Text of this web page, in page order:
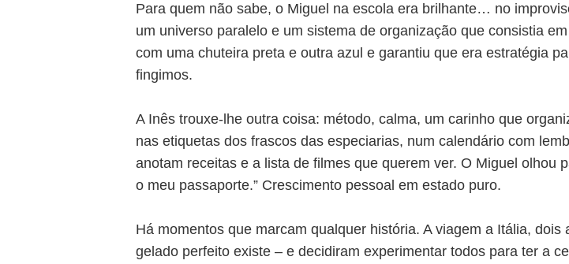
Para quem não sabe, o Miguel na escola era brilhante… no
um universo paralelo e um sistema de organização que consistia
com uma chuteira preta e outra azul e garantiu que era estratégia
fingimos.
A Inês trouxe-lhe outra coisa: método, calma, um carinho que
nas etiquetas dos frascos das especiarias, num calendário com
anotam receitas e a lista de filmes que querem ver. O Miguel olhou
o meu passaporte.” Crescimento pessoal em estado puro.
Há momentos que marcam qualquer história. A viagem a Itália,
gelado perfeito existe – e decidiram experimentar todos para ter a